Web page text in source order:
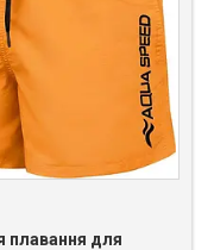
плавання для